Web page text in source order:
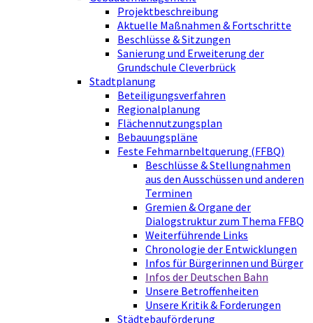
Projektbeschreibung
Aktuelle Maßnahmen & Fortschritte
Beschlüsse & Sitzungen
Sanierung und Erweiterung der
Grundschule Cleverbrück
Stadtplanung
Beteiligungsverfahren
Regionalplanung
Flächennutzungsplan
Bebauungspläne
Feste Fehmarnbeltquerung (FFBQ)
Beschlüsse & Stellungnahmen
aus den Ausschüssen und anderen
Terminen
Gremien & Organe der
Dialogstruktur zum Thema FFBQ
Weiterführende Links
Chronologie der Entwicklungen
Infos für Bürgerinnen und Bürger
Infos der Deutschen Bahn
Unsere Betroffenheiten
Unsere Kritik & Forderungen
Städtebauförderung